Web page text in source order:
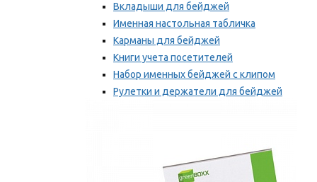
Вкладыши для бейджей
Именная настольная табличка
Карманы для бейджей
Книги учета посетителей
Набор именных бейджей с клипом
Рулетки и держатели для бейджей